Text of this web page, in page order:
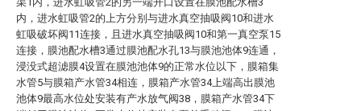
内，进水虹吸管2的上方分别与进水真空抽吸阀10和进水
虹吸破坏阀11连接，且进水真空抽吸阀10和第一真空泵15
连接，膜池配水槽3通过膜池配水孔13与膜池池体9连通，
浸没式超滤膜4设置在膜池池体9的正常水位以下，膜箱集
水管5与膜箱产水管34相连，膜箱产水管34上端高出膜池
池体9最高水位处安装有产水放气阀38，膜箱产水管34下